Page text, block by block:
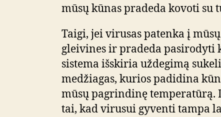
mūsų kūnas pradeda kovoti su
Taigi, jei virusas patenka į
gleivines ir pradeda pasirodyti
sistema išskiria uždegimą
medžiagas, kurios padidina
mūsų pagrindinę temperatūrą.
tai, kad virusui gyventi tampa